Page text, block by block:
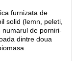
furnizata de
solid (lemn, peleti,
numarul de porniri-
dintre doua